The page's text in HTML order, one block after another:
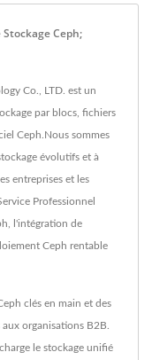
Ceph;
Co., LTD. est un
par blocs, fichiers
Ceph.Nous sommes
évolutifs et à
entreprises et les
Professionnel
l'intégration de
Ceph rentable
clés en main et des
organisations B2B.
le stockage unifié